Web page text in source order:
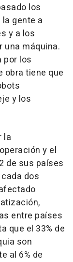
los
gente a
y a los
una máquina.
por los
obra tiene que
y los
la
y el
de sus países
dos
entre países
que el 33% de
son
al 6% de